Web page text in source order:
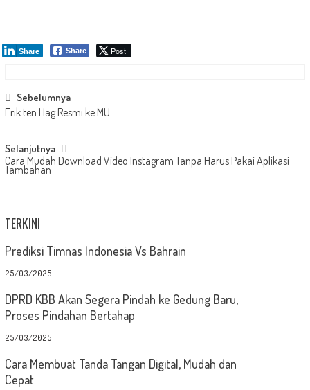
Share Post
Share
Post
navigation
Sebelumnya
Erik ten Hag Resmi ke MU
Selanjutnya
Cara Mudah Download Video Instagram Tanpa Harus Pakai Aplikasi
Tambahan
TERKINI
Prediksi Timnas Indonesia Vs Bahrain
25/03/2025
DPRD KBB Akan Segera Pindah ke Gedung Baru,
Proses Pindahan Bertahap
25/03/2025
Cara Membuat Tanda Tangan Digital, Mudah dan
Cepat